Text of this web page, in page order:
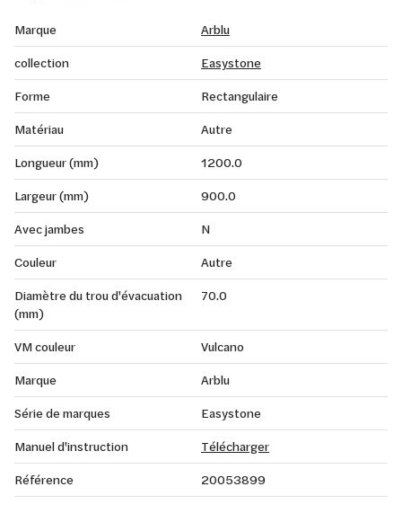
Marque
Arblu
collection
Easystone
Forme
Rectangulaire
Matériau
Autre
Longueur (mm)
1200.0
Largeur (mm)
900.0
Avec jambes
N
Couleur
Autre
Diamètre du trou d'évacuation
(mm)
70.0
VM couleur
Vulcano
Marque
Arblu
Série de marques
Easystone
Manuel d'instruction
Télécharger
Référence
20053899